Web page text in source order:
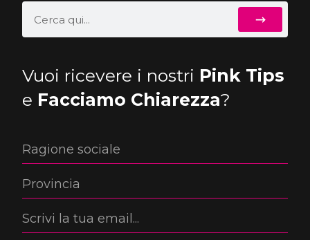
Vuoi ricevere i nostri Pink Tips
e Facciamo Chiarezza?